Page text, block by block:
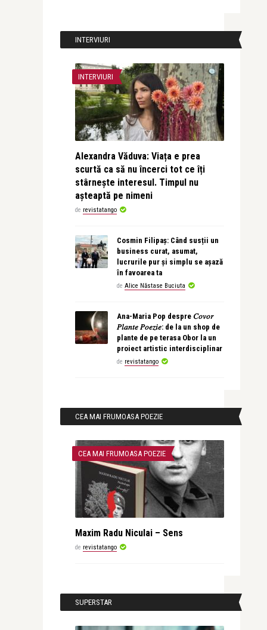
INTERVIURI
INTERVIURI
Alexandra Văduva: Viața e prea
scurtă ca să nu încerci tot ce îți
stârnește interesul. Timpul nu
așteaptă pe nimeni
de revistatango
Cosmin Filipaș: Când susții un
business curat, asumat,
lucrurile pur și simplu se așază
în favoarea ta
de Alice Năstase Buciuta
Ana-Maria Pop despre 𝐶𝑜𝑣𝑜𝑟
𝑃𝑙𝑎𝑛𝑡𝑒 𝑃𝑜𝑒𝑧𝑖𝑒: de la un shop de
plante de pe terasa Obor la un
proiect artistic interdisciplinar
de revistatango
CEA MAI FRUMOASA POEZIE
CEA MAI FRUMOASA POEZIE
Maxim Radu Niculai – Sens
de revistatango
SUPERSTAR